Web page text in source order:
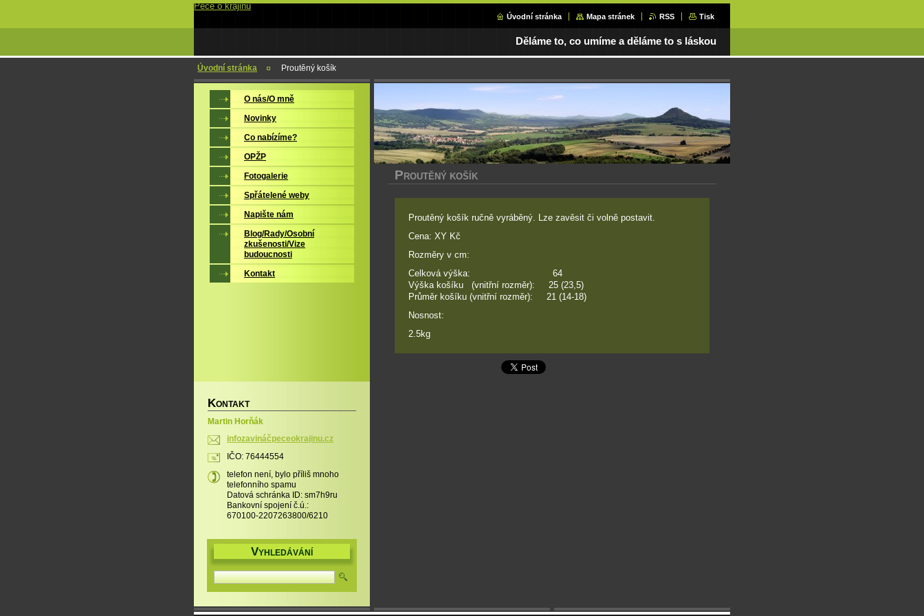
Péče o krajinu
Úvodní stránka Mapa stránek RSS Tisk
Děláme to, co umíme a děláme to s láskou
Úvodní stránka Proutěný košík
P ROUTĚNÝ KOŠÍK
Proutěný košík ručně vyráběný. Lze zavěsit či volně postavit.
Cena: XY Kč
Rozměry v cm:
Celková výška: 64
Výška košíku (vnitřní rozměr): 25 (23,5)
Průměr košíku (vnitřní rozměr): 21 (14-18)
Nosnost:
2.5kg
O nás/O mně
Novinky
Co nabízíme?
OPŽP
Fotogalerie
Spřátelené weby
Napište nám
Blog/Rady/Osobní
zkušenosti/Vize
budoucnosti
Kontakt
KONTAKT
Martin Horňák
infozavináčpeceokrajinu.cz
IČO: 76444554
telefon není, bylo příliš mnoho
telefonního spamu
Datová schránka ID: sm7h9ru
Bankovní spojení č.ú.:
670100-2207263800/6210
VYHLEDÁVÁNÍ